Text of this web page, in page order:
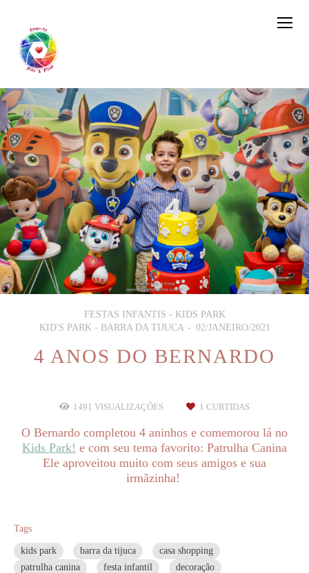
FESTAS INFANTIS - KIDS PARK
KID'S PARK - BARRA DA TIJUCA
02/JANEIRO/2021
4 ANOS DO BERNARDO
1491 VISUALIZAÇÕES 1 CURTIDAS
O Bernardo completou 4 aninhos e comemorou lá no
Kids Park! e com seu tema favorito: Patrulha Canina
Ele aproveitou muito com seus amigos e sua
irmãzinha!
Tags
kids park barra da tijuca
casa shopping
patrulha canina
festa infantil decoração